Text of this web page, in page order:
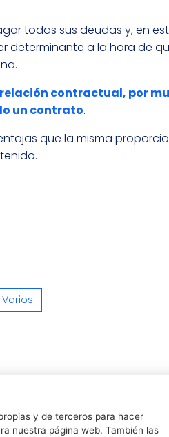
todas sus deudas y, en
determinante a la hora de
contractual, por
un contrato.
que la misma
Varios
y de terceros para hacer
nuestra página web. También las